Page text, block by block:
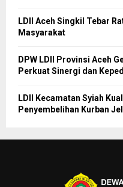
LDII Aceh Singkil Tebar
Masyarakat
DPW LDII Provinsi Aceh
Perkuat Sinergi dan
LDII Kecamatan Syiah
Penyembelihan Kurban